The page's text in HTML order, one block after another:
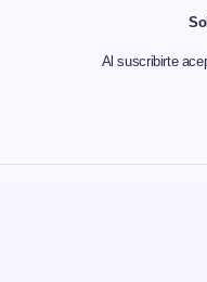
Al suscribirte